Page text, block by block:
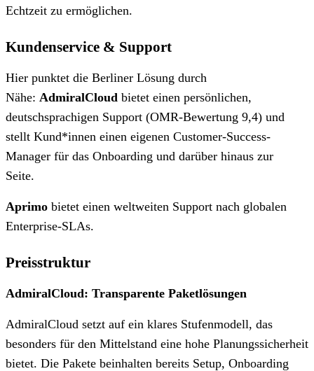
Echtzeit zu ermöglichen.
Kundenservice & Support
Hier punktet die Berliner Lösung durch
Nähe: AdmiralCloud bietet einen persönlichen,
deutschsprachigen Support (OMR-Bewertung 9,4) und
stellt Kund*innen einen eigenen Customer-Success-
Manager für das Onboarding und darüber hinaus zur
Seite.
Aprimo bietet einen weltweiten Support nach globalen
Enterprise-SLAs.
Preisstruktur
AdmiralCloud: Transparente Paketlösungen
AdmiralCloud setzt auf ein klares Stufenmodell, das
besonders für den Mittelstand eine hohe Planungssicherheit
bietet. Die Pakete beinhalten bereits Setup, Onboarding